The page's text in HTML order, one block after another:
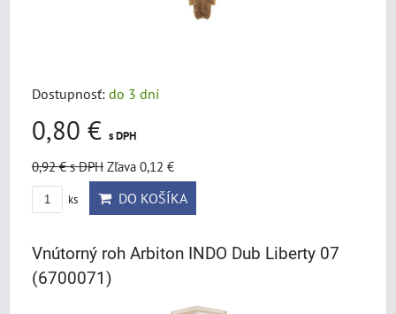
Dostupnosť: do 3 dní
0,80 € s DPH
0,92 €s DPH Zľava 0,12 €
ks DO KOŠÍKA
Vnútorný roh Arbiton INDO Dub Liberty 07
(6700071)